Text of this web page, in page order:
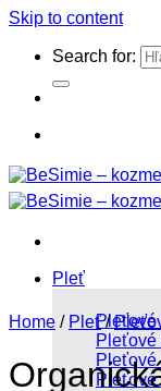
Skip to content
Search for:
Pleť
Pleťové
Pleťové
Pleťové
Pleťové
Home / Pleť /